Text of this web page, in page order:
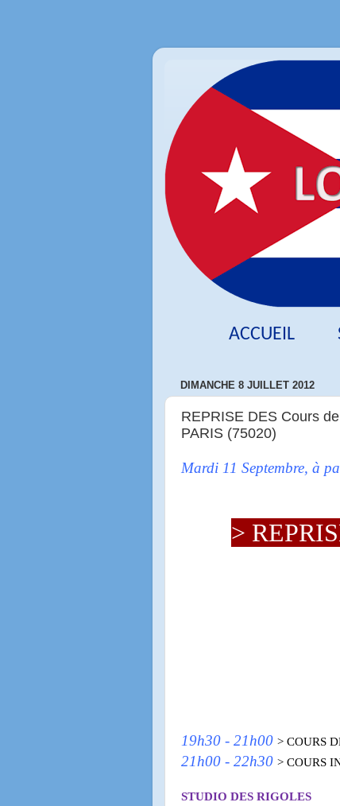
ACCUEIL
DIMANCHE 8 JUILLET 2012
REPRISE DES Cours
PARIS (75020)
Mardi 11 Septembre, à
>
19h30 - 21h00 > COURS
21h00 - 22h30 > COURS
STUDIO DES RIGOLES